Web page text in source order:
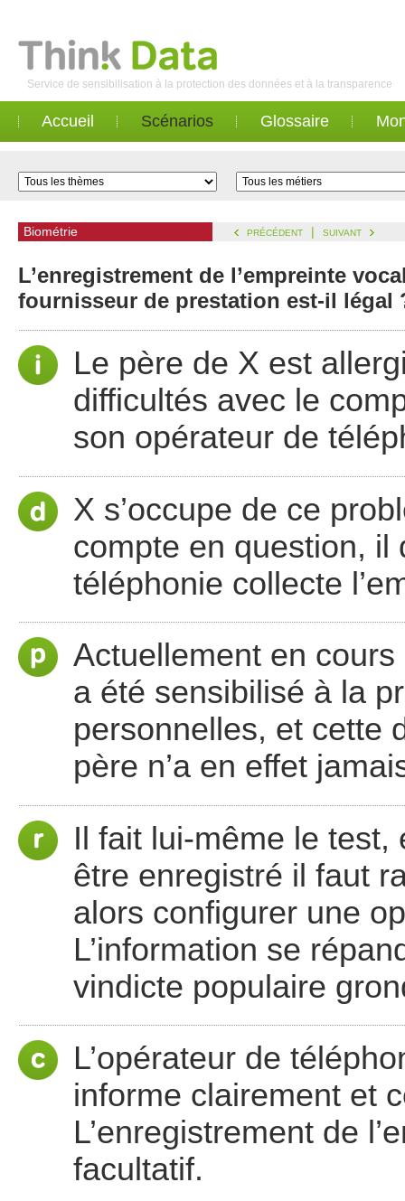
Service de sensibilisation à la protection des données et à la transparence
Accueil Scénarios Glossaire
Biométrie PRÉCÉDENT | SUIVANT
L’enregistrement de l’empreinte
fournisseur de prestation est-il légal
Le père de X est
difficultés avec le
son opérateur de
X s’occupe de ce
compte en question, il
téléphonie collecte
Actuellement en
a été sensibilisé à la
personnelles, et cette
père n’a en effet
Il fait lui-même le
être enregistré il faut
alors configurer une
L’information se
vindicte populaire
L’opérateur de
informe clairement et
L’enregistrement de
facultatif.